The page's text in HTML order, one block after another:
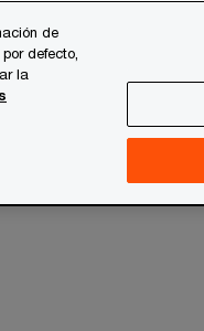
somos
de
defecto,
la